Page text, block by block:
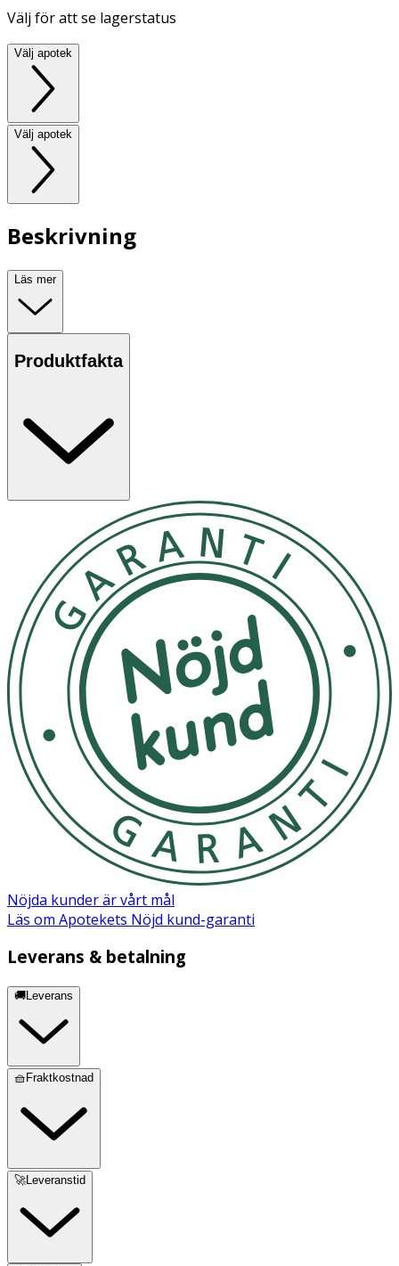
Välj för att se lagerstatus
Välj apotek
Välj apotek
Beskrivning
Läs mer
Produktfakta
Nöjda kunder är vårt mål
Läs om Apotekets Nöjd kund-garanti
Leverans & betalning
🚚Leverans
🧺Fraktkostnad
🚀Leveranstid